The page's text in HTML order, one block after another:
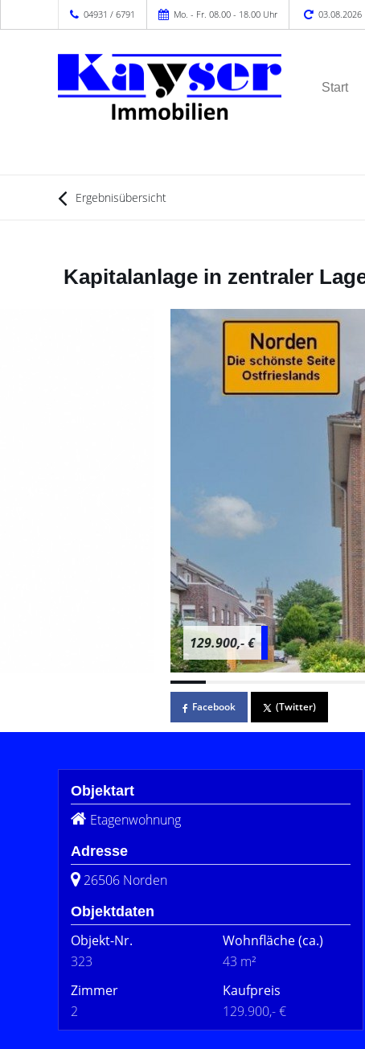
04931 / 6791 Mo. - Fr. 08.00 - 18.00 Uhr 03.08.2026
Start
Ergebnisübersicht
Kapitalanlage in zentraler
129.900,- €
Facebook (Twitter)
Objektart
Etagenwohnung
Adresse
26506 Norden
Objektdaten
Objekt-Nr.
323
Wohnfläche(ca.)
43 m²
Zimmer
2
Kaufpreis
129.900,- €